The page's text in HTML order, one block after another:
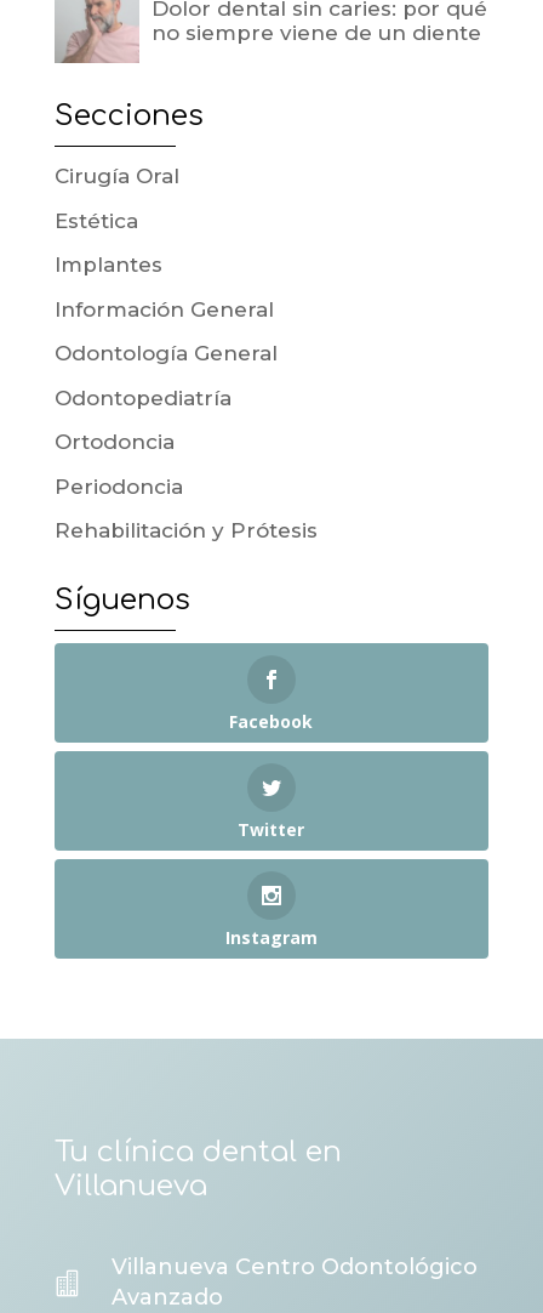
Dolor dental sin caries: por qué
no siempre viene de un diente
Secciones
Cirugía Oral
Estética
Implantes
Información General
Odontología General
Odontopediatría
Ortodoncia
Periodoncia
Rehabilitación y Prótesis
Síguenos
Facebook
Twitter
Instagram
Tu clínica dental en
Villanueva

Villanueva Centro Odontológico
Avanzado